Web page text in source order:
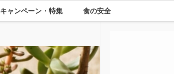
キャンペーン・特集 食の安全